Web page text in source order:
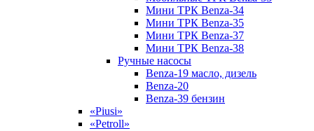
Мини ТРК Benza-34
Мини ТРК Benza-35
Мини ТРК Benza-37
Мини ТРК Benza-38
Ручные насосы
Benza-19 масло, дизель
Benza-20
Benza-39 бензин
«Piusi»
«Petroll»